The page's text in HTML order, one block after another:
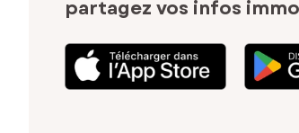
partagez vos infos